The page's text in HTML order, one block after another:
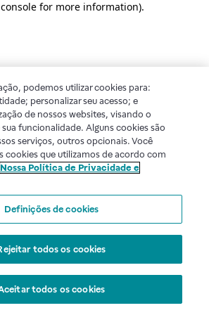
for more information).
podemos utilizar cookies para:
personalizar seu acesso; e
de nossos websites, visando o
funcionalidade. Alguns cookies são
serviços, outros opcionais. Você
cookies que utilizamos de acordo com
Nossa Política de Privacidade e
Definições de cookies
todos os cookies
todos os cookies